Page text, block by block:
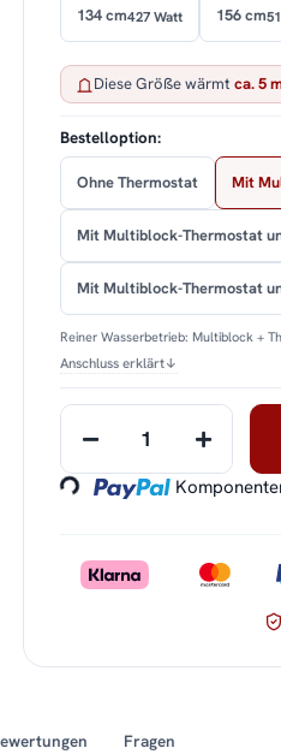
134 cm427 Watt 156 cm
Diese Größe wärmtca. 5
Bestelloption:
Ohne Thermostat Mit
Mit Multiblock-Thermostat
Mit Multiblock-Thermostat
Reiner Wasserbetrieb: Multiblock +
Anschluss erklärt↓
Loading...
Fragen